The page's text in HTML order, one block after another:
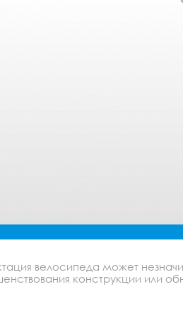
велосипеда может
конструкции или